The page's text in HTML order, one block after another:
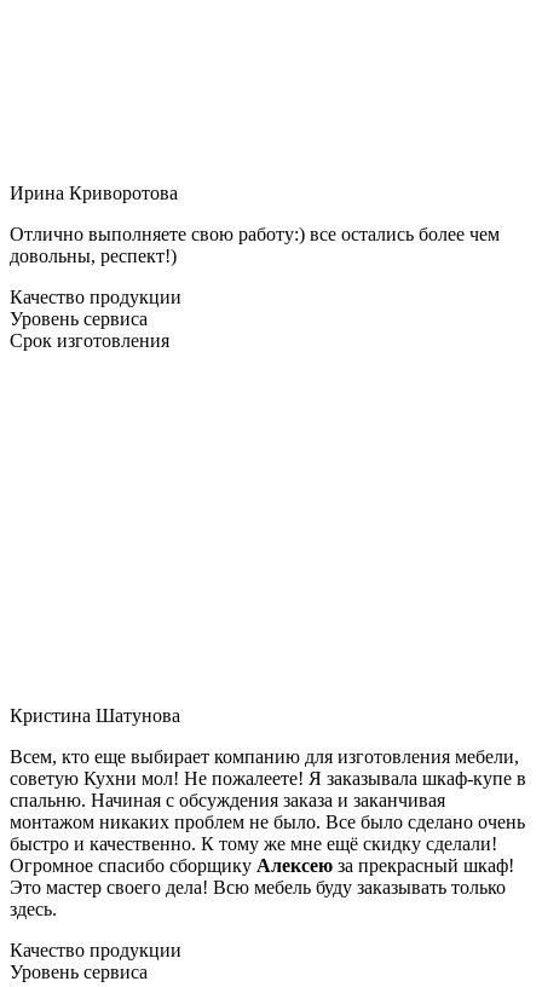
Ирина Криворотова
Отлично выполняете свою работу:) все остались более чем
довольны, респект!)
Качество продукции
Уровень сервиса
Срок изготовления
Кристина Шатунова
Всем, кто еще выбирает компанию для изготовления мебели,
советую Кухни мол! Не пожалеете! Я заказывала шкаф-купе в
спальню. Начиная с обсуждения заказа и заканчивая
монтажом никаких проблем не было. Все было сделано очень
быстро и качественно. К тому же мне ещё скидку сделали!
Огромное спасибо сборщику Алексею за прекрасный шкаф!
Это мастер своего дела! Всю мебель буду заказывать только
здесь.
Качество продукции
Уровень сервиса